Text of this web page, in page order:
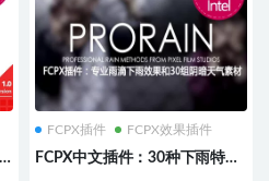
FCPX插件 FCPX效果插件
FCPX中文插件：30种下雨特效